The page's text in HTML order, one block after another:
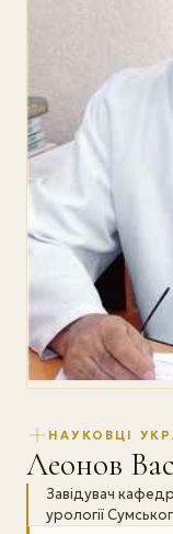
НАУКОВЦІ
Леонов
Завідувач
урології